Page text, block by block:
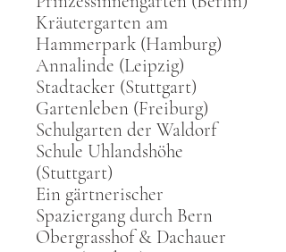
Kräutergarten am
Hammerpark (Hamburg)
Annalinde (Leipzig)
Stadtacker (Stuttgart)
Gartenleben (Freiburg)
Schulgarten der Waldorf
Schule Uhlandshöhe
(Stuttgart)
Ein gärtnerischer
Spaziergang durch Bern
Obergrasshof & Dachauer